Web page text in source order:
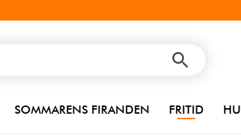
SOMMARENS FIRANDEN FRITID